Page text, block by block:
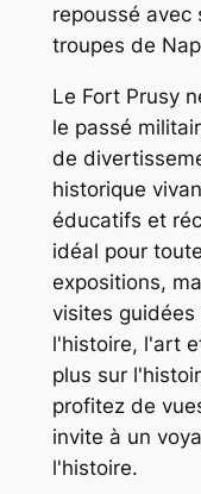
repoussé avec
troupes de
Le Fort Prusy
le passé
de
historique
éducatifs et
idéal pour
expositions,
visites
l'histoire, l'art
plus sur
profitez de
invite à un
l'histoire.